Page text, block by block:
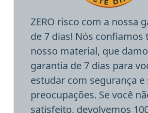
ZERO risco com a nossa
de 7 dias! Nós confiamos
nosso material, que
garantia de 7 dias para
estudar com segurança e
preocupações. Se você
satisfeito, devolvemos